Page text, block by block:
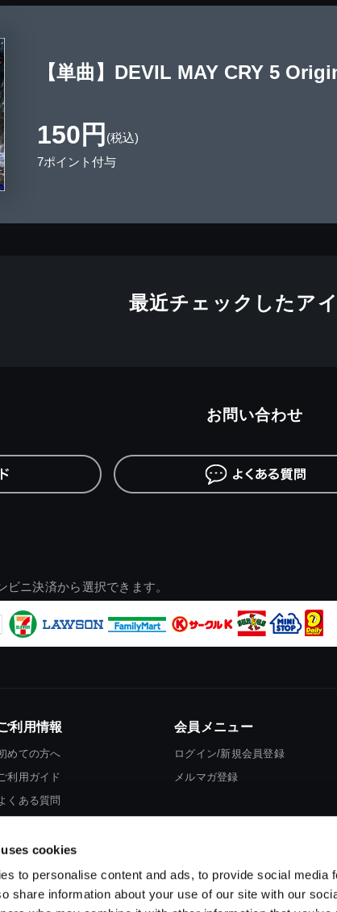
cookies
to personalise content and ads, to provide social media
share information about your use of our site with our
【単曲】DEVIL MAY CRY 5
150円 (税込)
7ポイント付与
最近チェックしたア
ニ決済から選択できます。
お問い合わせ
利用情報
めての方へ
ご利用ガイド
くある質問
会員メニュー
ログイン/新規会員登録
メルマガ登録